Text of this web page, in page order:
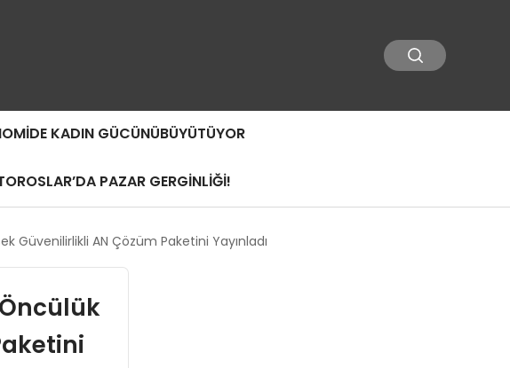
KADIN GÜCÜNÜBÜYÜTÜYOR
PAZAR GERGİNLİĞİ!
Güvenilirlikli AN Çözüm Paketini Yayınladı